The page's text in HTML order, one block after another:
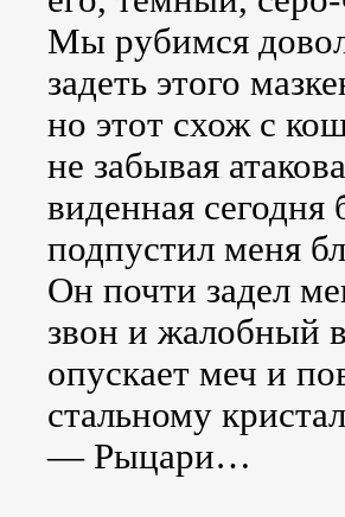
Мы рубимся
задеть этого
но этот схож с
не забывая
виденная
подпустил меня
Он почти задел
звон и жалобный
опускает меч и
стальному
— Рыцари…